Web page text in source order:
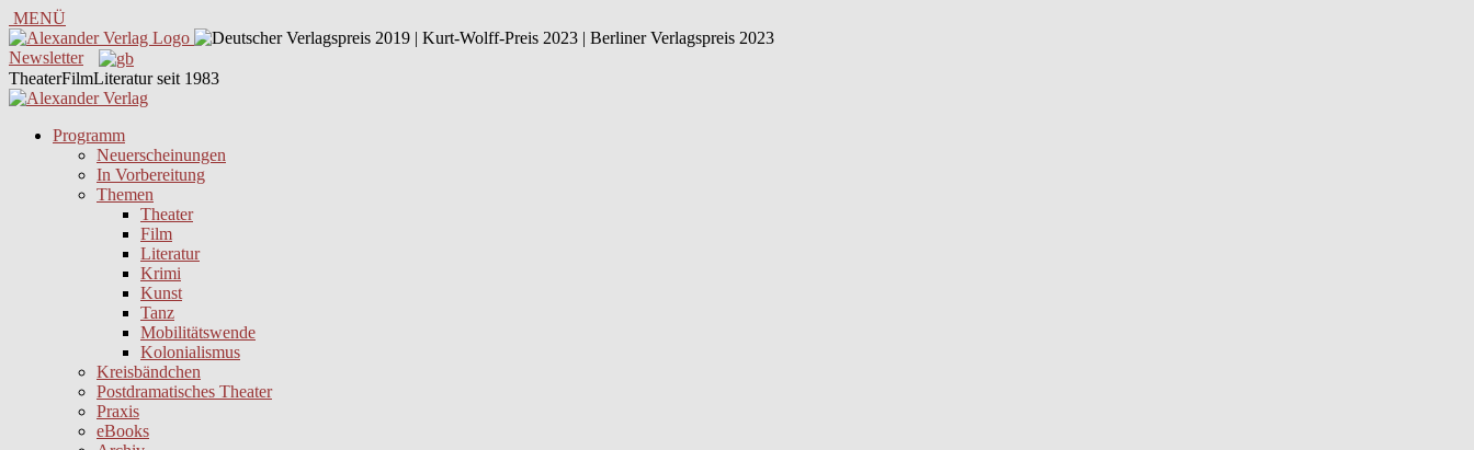
MENÜ
Newsletter
TheaterFilmLiteratur seit 1983
Programm
Neuerscheinungen
In Vorbereitung
Themen
Theater
Film
Literatur
Krimi
Kunst
Tanz
Mobilitätswende
Kolonialismus
Kreisbändchen
Postdramatisches Theater
Praxis
eBooks